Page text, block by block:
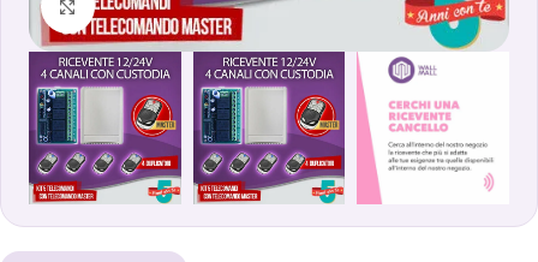
Clicca per ingrandire